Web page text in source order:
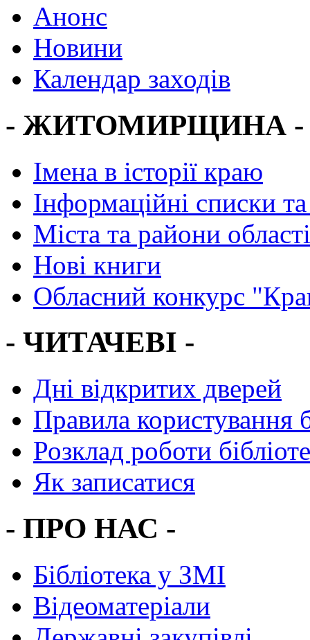
Анонс
Новини
Календар заходів
- ЖИТОМИРЩИНА -
Імена в історії краю
Інформаційні списки
Міста та райони області
Нові книги
Обласний конкурс
- ЧИТАЧЕВІ -
Дні відкритих дверей
Правила користування
Розклад роботи
Як записатися
- ПРО НАС -
Бібліотека у ЗМІ
Відеоматеріали